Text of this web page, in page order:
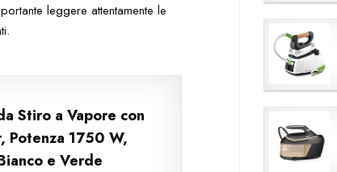
leggere attentamente le
Stiro a Vapore con
Potenza 1750 W,
e Verde